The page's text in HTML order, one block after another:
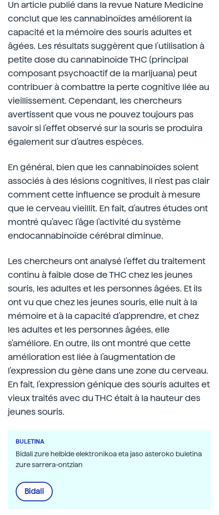
Un article publié dans la revue Nature Medicine
conclut que les cannabinoïdes améliorent la
capacité et la mémoire des souris adultes et
âgées. Les résultats suggèrent que l'utilisation à
petite dose du cannabinoïde THC (principal
composant psychoactif de la marijuana) peut
contribuer à combattre la perte cognitive liée au
vieillissement. Cependant, les chercheurs
avertissent que vous ne pouvez toujours pas
savoir si l'effet observé sur la souris se produira
également sur d'autres espèces.
En général, bien que les cannabinoïdes soient
associés à des lésions cognitives, il n'est pas clair
comment cette influence se produit à mesure
que le cerveau vieillit. En fait, d'autres études ont
montré qu'avec l'âge l'activité du système
endocannabinoïde cérébral diminue.
Les chercheurs ont analysé l'effet du traitement
continu à faible dose de THC chez les jeunes
souris, les adultes et les personnes âgées. Et ils
ont vu que chez les jeunes souris, elle nuit à la
mémoire et à la capacité d'apprendre, et chez
les adultes et les personnes âgées, elle
s'améliore. En outre, ils ont montré que cette
amélioration est liée à l'augmentation de
l'expression du gène dans une zone du cerveau.
En fait, l'expression génique des souris adultes et
vieux traités avec du THC était à la hauteur des
jeunes souris.
BULETINA
Bidali zure helbide elektronikoa eta jaso asteroko buletina
zure sarrera-ontzian
Bidali